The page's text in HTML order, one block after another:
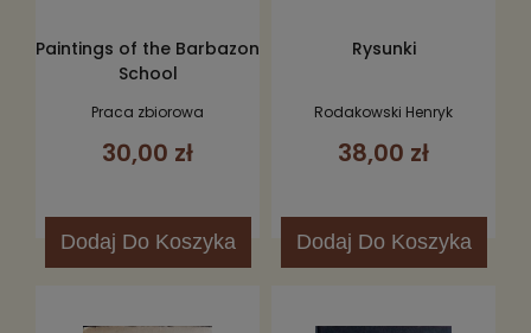
Paintings of the Barbazon
School
Praca zbiorowa
30,00 zł
Dodaj Do Koszyka
Rysunki
Rodakowski Henryk
38,00 zł
Dodaj Do Koszyka